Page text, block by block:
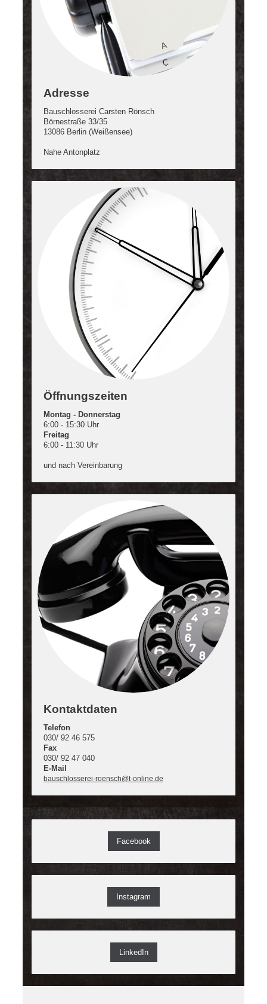
Adresse
Bauschlosserei Carsten Rönsch
Börnestraße 33/35
13086 Berlin (Weißensee)
Nahe Antonplatz
Öffnungszeiten
Montag - Donnerstag
6:00 - 15:30 Uhr
Freitag
6:00 - 11:30 Uhr
und nach Vereinbarung
Kontaktdaten
Telefon
030/ 92 46 575
Fax
030/ 92 47 040
E-Mail
bauschlosserei-roensch@t-online.de
Facebook
Instagram
LinkedIn